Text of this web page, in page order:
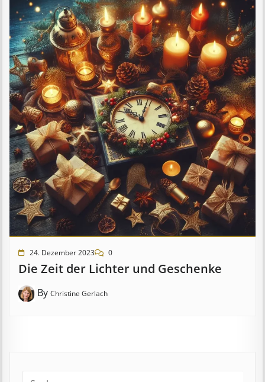
24. Dezember 2023 0
Die Zeit der Lichter und Geschenke
ByChristine Gerlach